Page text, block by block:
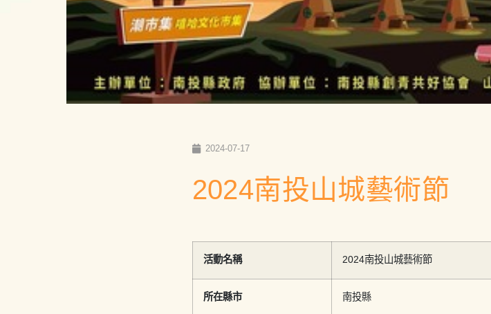
2024-07-17
2024南投山城藝術節
活動名稱 2024南投山城藝術節
所在縣市 南投縣